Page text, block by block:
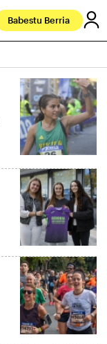
Babestu Berria